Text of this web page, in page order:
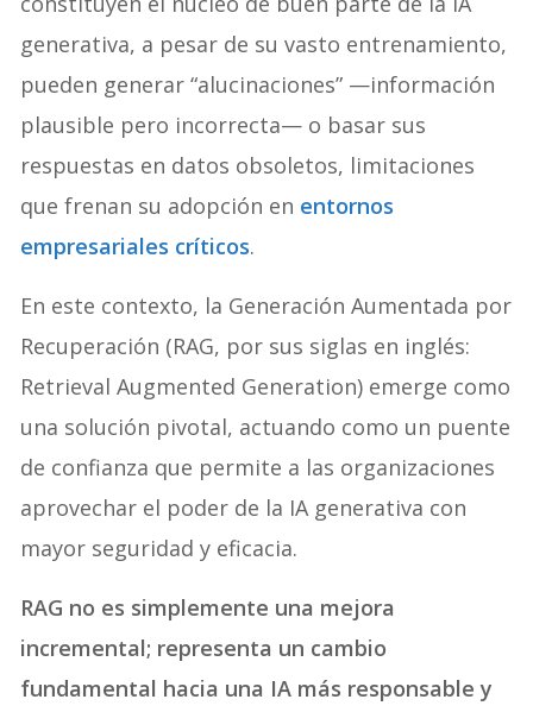
generativa, a pesar de su vasto entrenamiento,
pueden generar “alucinaciones” —información
plausible pero incorrecta— o basar sus
respuestas en datos obsoletos, limitaciones
que frenan su adopción en entornos
empresariales críticos.
En este contexto, la Generación Aumentada por
Recuperación (RAG, por sus siglas en inglés:
Retrieval Augmented Generation) emerge como
una solución pivotal, actuando como un puente
de confianza que permite a las organizaciones
aprovechar el poder de la IA generativa con
mayor seguridad y eficacia.
RAG no es simplemente una mejora
incremental; representa un cambio
fundamental hacia una IA más responsable y